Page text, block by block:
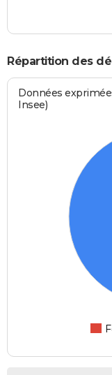
Répartition des
Données
Insee)